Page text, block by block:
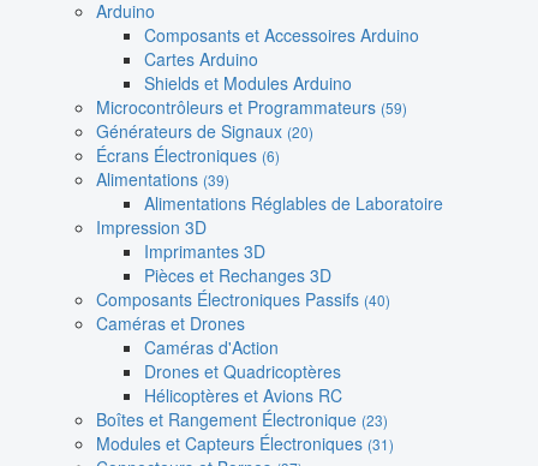
Arduino
Composants et Accessoires Arduino
Cartes Arduino
Shields et Modules Arduino
Microcontrôleurs et Programmateurs (59)
Générateurs de Signaux (20)
Écrans Électroniques (6)
Alimentations (39)
Alimentations Réglables de Laboratoire
Impression 3D
Imprimantes 3D
Pièces et Rechanges 3D
Composants Électroniques Passifs (40)
Caméras et Drones
Caméras d'Action
Drones et Quadricoptères
Hélicoptères et Avions RC
Boîtes et Rangement Électronique (23)
Modules et Capteurs Électroniques (31)